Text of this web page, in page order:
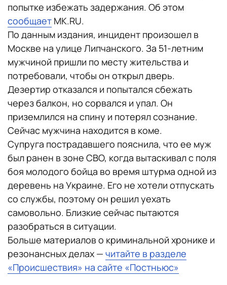
попытке избежать задержания. Об этом
сообщает MK.RU.
По данным издания, инцидент произошел в
Москве на улице Липчанского. За 51-летним
мужчиной пришли по месту жительства и
потребовали, чтобы он открыл дверь.
Дезертир отказался и попытался сбежать
через балкон, но сорвался и упал. Он
приземлился на спину и потерял сознание.
Сейчас мужчина находится в коме.
Супруга пострадавшего пояснила, что ее муж
был ранен в зоне СВО, когда вытаскивал с поля
боя молодого бойца во время штурма одной из
деревень на Украине. Его не хотели отпускать
со службы, поэтому он решил уехать
самовольно. Близкие сейчас пытаются
разобраться в ситуации.
Больше материалов о криминальной хронике и
резонансных делах — читайте в разделе
«Происшествия» на сайте «Постньюс»